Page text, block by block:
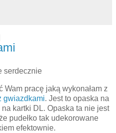
serdecznie
Wam pracę jaką wykonałam z
gwiazdkami. Jest to opaska na
kartki DL. Opaska ta nie jest
pudełko tak udekorowane
efektownie.